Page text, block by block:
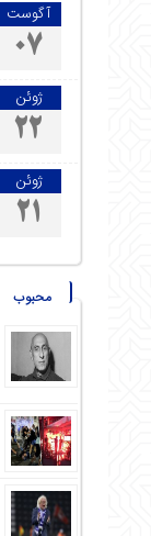
آگوست
07
ژوئن
22
ژوئن
21
محبوب